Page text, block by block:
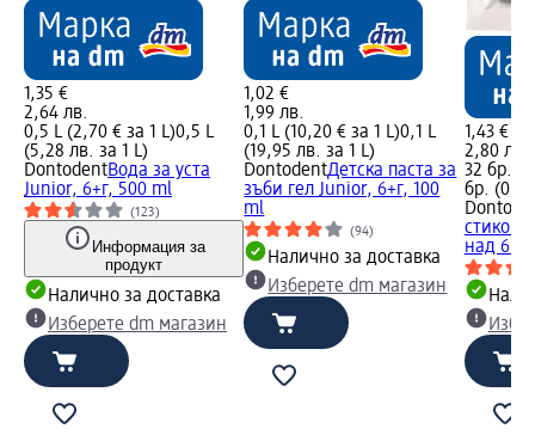
1,35 €
2,64 лв.
0,5 L (2,70 € за 1 L)0,5 L
(5,28 лв. за 1 L)
DontodentВода за уста
Junior, 6+г, 500 ml
(123)
Информация за
продукт
Налично за доставка
Изберете dm магазин
1,02 €
1,99 лв.
0,1 L (10,20 € за 1 L)0,1 L
(19,95 лв. за 1 L)
DontodentДетска паста за
зъби гел Junior, 6+г, 100
ml
(94)
Налично за доставка
Изберете dm магазин
1,43 €
2,80 лв.
32 бр.
бр.
над 6